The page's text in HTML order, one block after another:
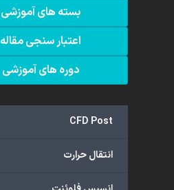
بسته های آموزشی
اعتبار سنجی مقاله
دوره های آموزشی
CFD Post
انتقال حرارت